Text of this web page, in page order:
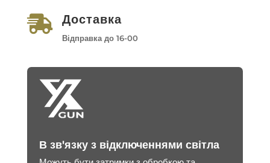
 Доставка
Відправка до 16-00
В зв'язку з відключеннями світла